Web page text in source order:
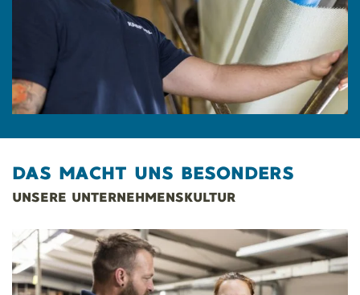
DAS MACHT UNS BESONDERS
UNSERE UNTERNEHMENSKULTUR